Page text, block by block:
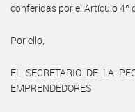
conferidas por el Artículo 4º
Por ello,
EL SECRETARIO DE LA
EMPRENDEDORES